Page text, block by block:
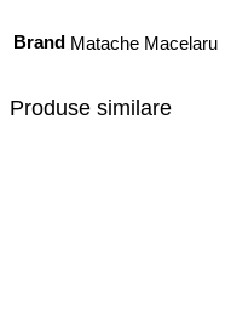
Brand Matache Macelaru
Produse similare